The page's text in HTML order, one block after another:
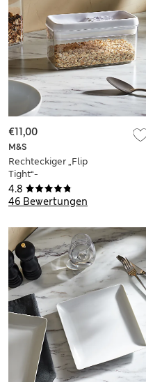
4.8
46 Bewertungen
M&S
Rechteckiger „Flip
Tight“-
Lebensmittelbehälter
1 l
€11,00